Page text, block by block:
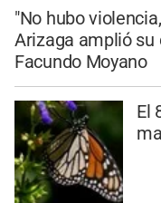
"No hubo
Arizaga amplió su
Facundo Moyano
El